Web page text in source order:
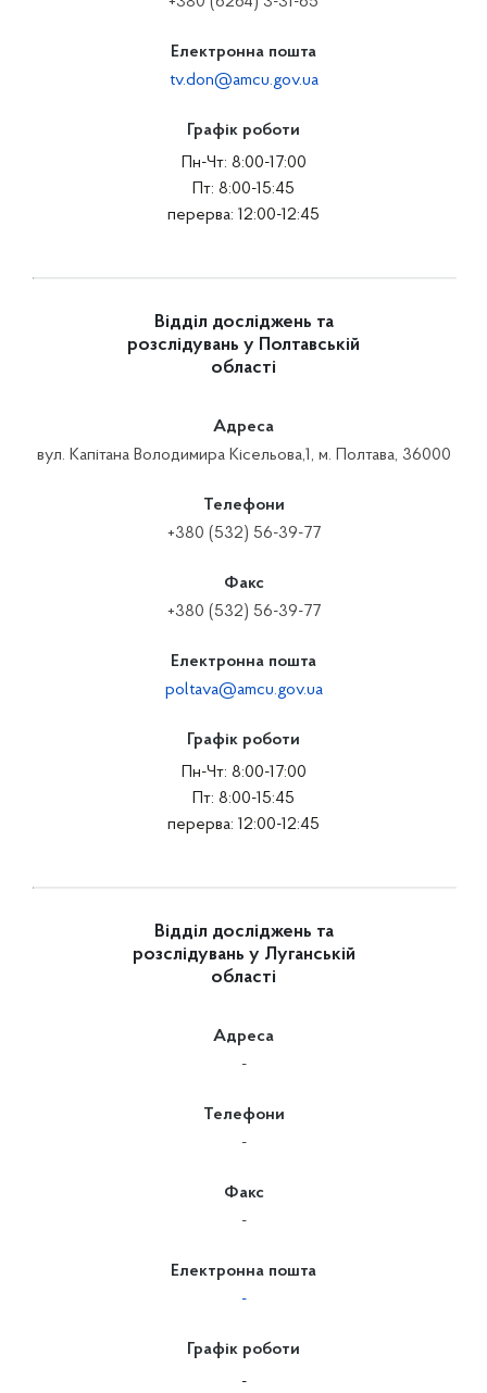
Електронна пошта
tv.don@amcu.gov.ua
Графік роботи
Пн-Чт: 8:00-17:00
Пт: 8:00-15:45
перерва: 12:00-12:45
Відділ досліджень та
розслідувань у Полтавській
області
Адреса
вул. Капітана Володимира Кісельова,1, м. Полтава, 36000
Телефони
+380 (532) 56-39-77
Факс
+380 (532) 56-39-77
Електронна пошта
poltava@amcu.gov.ua
Графік роботи
Пн-Чт: 8:00-17:00
Пт: 8:00-15:45
перерва: 12:00-12:45
Відділ досліджень та
розслідувань у Луганській
області
Адреса
-
Телефони
-
Факс
-
Електронна пошта
-
Графік роботи
-